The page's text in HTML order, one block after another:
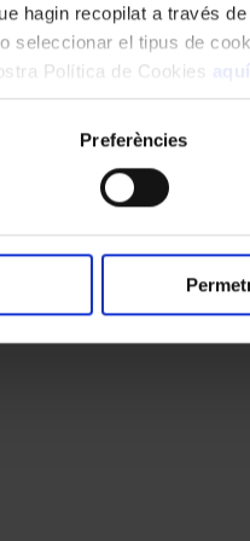
hagin recopilat a través
seleccionar el tipus de
Política de Cookies aquí
Preferències
amb